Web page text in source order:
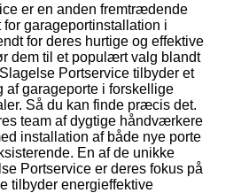
er en anden fremtrædende
garageportinstallation i
for deres hurtige og effektive
dem til et populært valg blandt
Portservice tilbyder et
af garageporte i forskellige
Så du kan finde præcis det.
team af dygtige håndværkere
installation af både nye porte
En af de unikke
Portservice er deres fokus på
tilbyder energieffektive